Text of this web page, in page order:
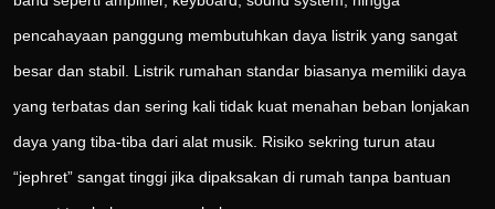
pencahayaan panggung membutuhkan daya listrik yang sangat
besar dan stabil. Listrik rumahan standar biasanya memiliki daya
yang terbatas dan sering kali tidak kuat menahan beban lonjakan
daya yang tiba-tiba dari alat musik. Risiko sekring turun atau
“jephret” sangat tinggi jika dipaksakan di rumah tanpa bantuan